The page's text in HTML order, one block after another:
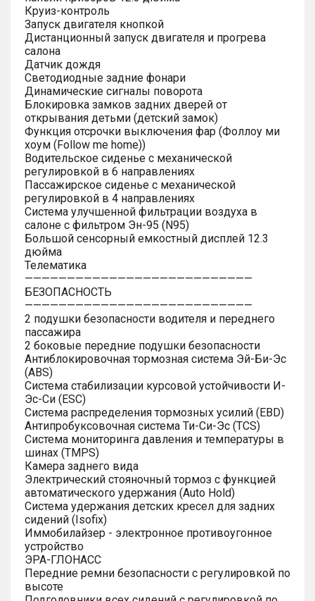
Круиз-контроль
Запуск двигателя кнопкой
Дистанционный запуск двигателя и прогрева
салона
Датчик дождя
Светодиодные задние фонари
Динамические сигналы поворота
Блокировка замков задних дверей от
открывания детьми (детский замок)
Функция отсрочки выключения фар (Фоллоу ми
хоум (Follow me home))
Водительское сиденье с механической
регулировкой в 6 направлениях
Пассажирское сиденье с механической
регулировкой в 4 направлениях
Система улучшенной фильтрации воздуха в
салоне с фильтром Эн-95 (N95)
Большой сенсорный емкостный дисплей 12.3
дюйма
Телематика
———————————————————————————
БЕЗОПАСНОСТЬ
———————————————————————————
2 подушки безопасности водителя и переднего
пассажира
2 боковые передние подушки безопасности
Антиблокировочная тормозная система Эй-Би-Эс
(ABS)
Система стабилизации курсовой устойчивости И-
Эс-Си (ESC)
Система распределения тормозных усилий (EBD)
Антипробуксовочная система Ти-Си-Эс (TCS)
Система мониторинга давления и температуры в
шинах (TMPS)
Камера заднего вида
Электрический стояночный тормоз с функцией
автоматического удержания (Auto Hold)
Система удержания детских кресел для задних
сидений (Isofix)
Иммобилайзер - электронное противоугонное
устройство
ЭРА-ГЛОНАСС
Передние ремни безопасности с регулировкой по
высоте